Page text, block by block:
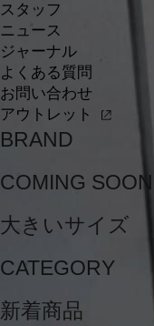
スタッフ
ニュース
ジャーナル
よくある質問
お問い合わせ
アウトレット
BRAND
COMING SOON
大きいサイズ
CATEGORY
新着商品